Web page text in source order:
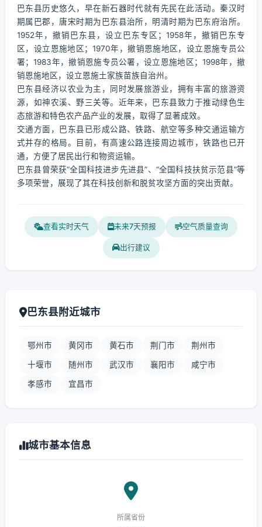
巴东县历史悠久，早在新石器时代就有先民在此活动。秦汉时
期属巴郡，唐宋时期为巴东县治所，明清时期为巴东府治所。
1952年，撤销巴东县，设立巴东专区；1958年，撤销巴东专
区，设立恩施地区；1970年，撤销恩施地区，设立恩施专员公
署；1983年，撤销恩施专员公署，设立恩施地区；1998年，撤
销恩施地区，设立恩施土家族苗族自治州。
巴东县经济以农业为主，同时发展旅游业，拥有丰富的旅游资
源，如神农溪、野三关等。近年来，巴东县致力于推动绿色生
态旅游和特色农产品产业的发展，取得了显著成效。
交通方面，巴东县已形成公路、铁路、航空等多种交通运输方
式并存的格局。目前，有高速公路连接周边城市，铁路也已开
通，方便了居民出行和物资运输。
巴东县曾荣获“全国科技进步先进县”、“全国科技扶贫示范县”等
多项荣誉，展现了其在科技创新和脱贫攻坚方面的突出贡献。
查看实时天气 未来7天预报 空气质量查询
出行建议
巴东县附近城市
鄂州市 黄冈市 黄石市 荆门市 荆州市
十堰市 随州市 武汉市 襄阳市 咸宁市
孝感市 宜昌市
城市基本信息
所属省份